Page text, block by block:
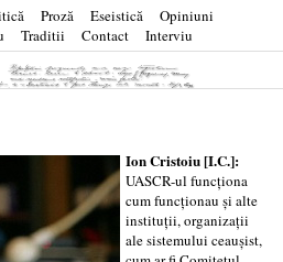
Proză Eseistică
Opiniuni
Traditii Contact Interviu
Ion Cristoiu [I.C.]:
UASCR-ul funcţiona
cum funcţionau şi alte
instituţii, organizaţii
ale sistemului ceauşist,